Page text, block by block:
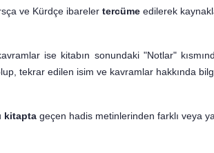
ve Kürdçe ibareler ter­cüme edilerek
ise kitabın sonun­daki "Notlar"
tekrar edilen isim ve kavramlar hakkında
kitapta geçen hadis me­tinlerinden farklı veya